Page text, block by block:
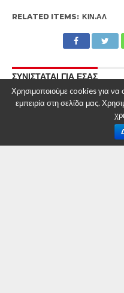
RELATED ITEMS: ΚΙΝ.ΑΛ
ΣΥΝΙΣΤΑΤΑΙ ΓΙΑ ΕΣΑΣ
Η Φώφη
Χρησιμοποιούμε cookies για
εμπειρία στη σελίδα μας.